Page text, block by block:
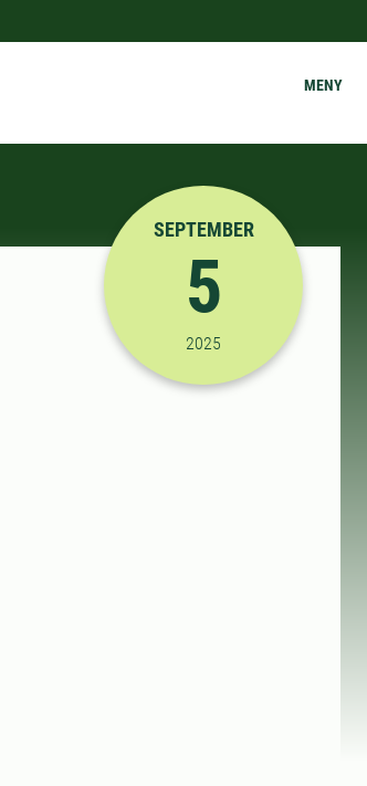
MENY
2025-09-05 09:00:00
SEPTEMBER
5
2025